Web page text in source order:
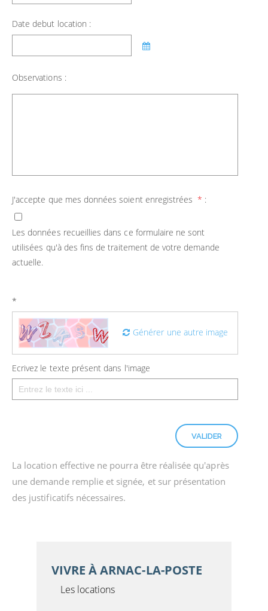
Date debut location :
Observations :
J'accepte que mes données soient enregistrées * :
Les données recueillies dans ce formulaire ne sont
utilisées qu'à des fins de traitement de votre demande
actuelle.
*
Générer une autre image
Ecrivez le texte présent dans l'image
La location effective ne pourra être réalisée qu'après
une demande remplie et signée, et sur présentation
des justificatifs nécessaires.
VIVRE À ARNAC-LA-POSTE
Les locations